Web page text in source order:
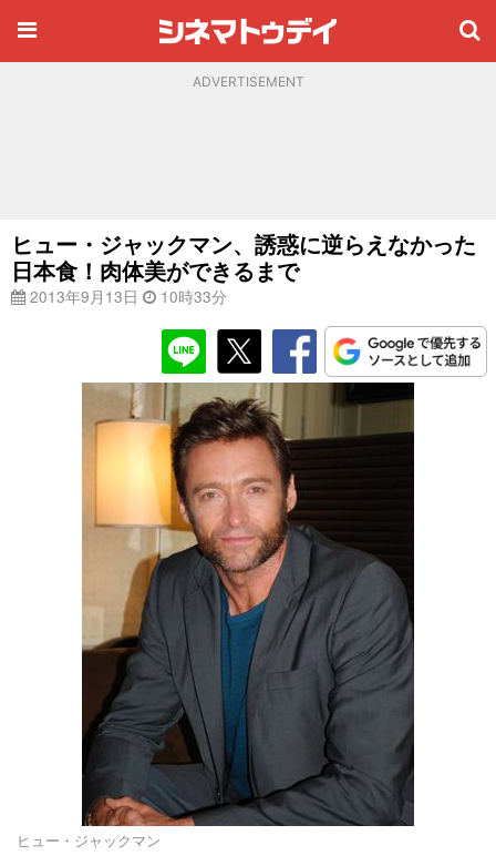
ADVERTISEMENT
ヒュー・ジャックマン、誘惑に逆らえなかった
日本食！肉体美ができるまで
2013年9月13日 10時33分
ヒュー・ジャックマン